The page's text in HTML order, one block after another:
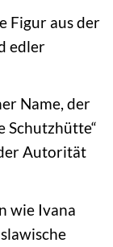
Figur aus der
edler
Name, der
Schutzhütte“
Autorität
wie Ivana